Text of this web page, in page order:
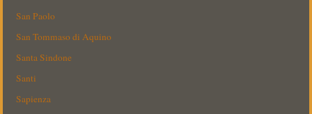
San Paolo
San Tommaso di Aquino
Santa Sindone
Santi
Sapienza